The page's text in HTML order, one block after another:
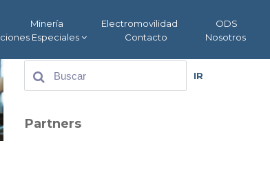
Minería Electromovilidad
ODS
Especiales Contacto
Nosotros
IR
Partners